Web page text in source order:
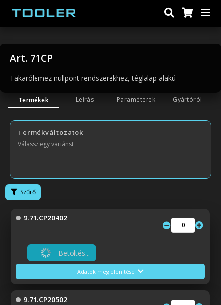
Art. 71CP
Takarólemez nullpont rendszerekhez, téglalap alakú
Termékek Leírás Paraméterek Gyártóról
Termékváltozatok
Válassz egy variánst!
Szűrő
9.71.CP20402
Betöltés...
Adatok megjelenítése
9.71.CP20502